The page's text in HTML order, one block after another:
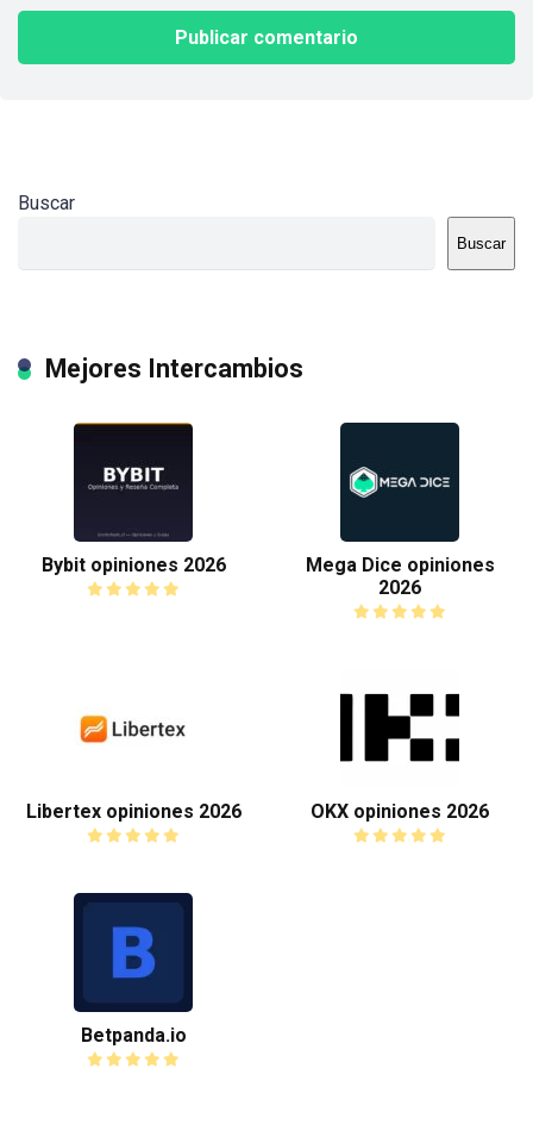
Buscar
Buscar
Mejores Intercambios
Bybit opiniones 2026
Mega Dice opiniones
2026
Libertex opiniones 2026 OKX opiniones 2026
Betpanda.io